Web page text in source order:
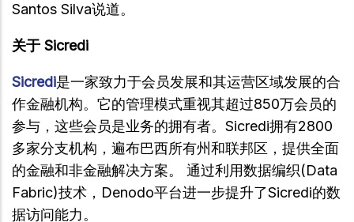
Santos Silva说道。
关于 Sicredi
Sicredi是一家致力于会员发展和其运营区域发展的合
作金融机构。它的管理模式重视其超过850万会员的
参与，这些会员是业务的拥有者。Sicredi拥有2800
多家分支机构，遍布巴西所有州和联邦区，提供全面
的金融和非金融解决方案。 通过利用数据编织(Data
Fabric)技术，Denodo平台进一步提升了Sicredi的数
据访问能力。